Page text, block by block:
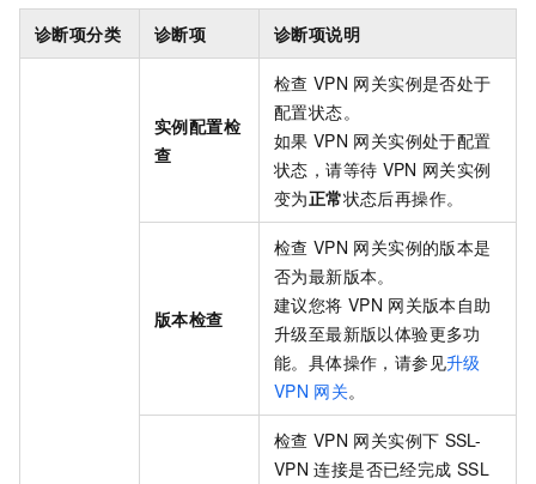
诊断项分类 诊断项 诊断项说明
实例配置检
查
检查 VPN 网关实例是否处于
配置状态。
如果 VPN 网关实例处于配置
状态，请等待 VPN 网关实例
变为正常状态后再操作。
版本检查
检查 VPN 网关实例的版本是
否为最新版本。
建议您将 VPN 网关版本自助
升级至最新版以体验更多功
能。具体操作，请参见升级
VPN 网关。
检查 VPN 网关实例下 SSL-
VPN 连接是否已经完成 SSL